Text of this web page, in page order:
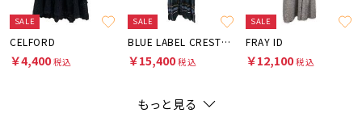
SALE
CELFORD
￥4,400税込
SALE
BLUE LABEL CRESTBRIDGE
￥15,400税込
SALE
FRAY ID
￥12,100税込
もっと見る